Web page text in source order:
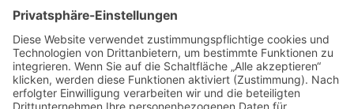
ALLGEMEIN